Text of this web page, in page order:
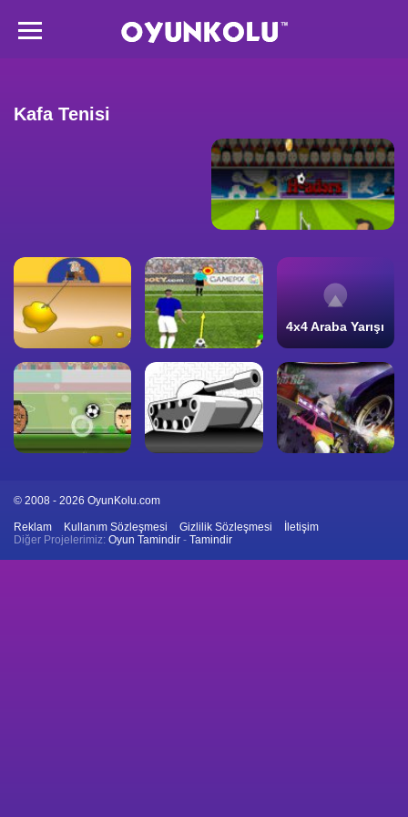
Kafa Tenisi
4x4 Araba Yarışı
© 2008 - 2026 OyunKolu.com
Reklam Kullanım Sözleşmesi Gizlilik Sözleşmesi
İletişim
Diğer Projelerimiz: Oyun Tamindir - Tamindir